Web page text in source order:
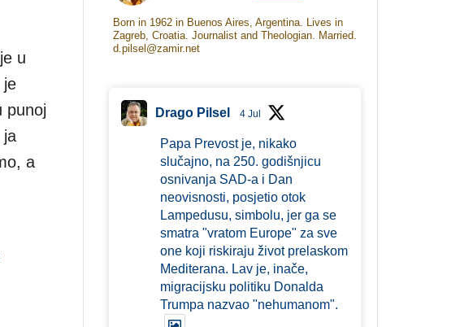
u
je
punoj
ja
a
Born in 1962 in Buenos Aires, Argentina. Lives in
Zagreb, Croatia. Journalist and Theologian. Married.
d.pilsel@zamir.net
Drago Pilsel 4 Jul
Papa Prevost je, nikako
slučajno, na 250. godišnjicu
osnivanja SAD-a i Dan
neovisnosti, posjetio otok
Lampedusu, simbolu, jer ga se
smatra "vratom Europe" za sve
one koji riskiraju život prelaskom
Mediterana. Lav je, inače,
migracijsku politiku Donalda
Trumpa nazvao "nehumanom".